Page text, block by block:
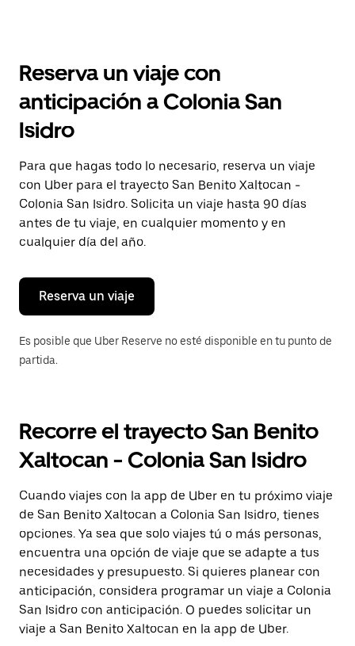
el
y
selecciona
una
Presiona
la
tecla Esc
para
cerrar
el
calendario.
Reserva un viaje con
anticipación a Colonia San
Isidro
Para que hagas todo lo necesario, reserva un viaje
con Uber para el trayecto San Benito Xaltocan -
Colonia San Isidro. Solicita un viaje hasta 90 días
antes de tu viaje, en cualquier momento y en
cualquier día del año.
Reserva un viaje
Es posible que Uber Reserve no esté disponible en tu punto de
partida.
Recorre el trayecto San Benito
Xaltocan - Colonia San Isidro
Cuando viajes con la app de Uber en tu próximo viaje
de San Benito Xaltocan a Colonia San Isidro, tienes
opciones. Ya sea que solo viajes tú o más personas,
encuentra una opción de viaje que se adapte a tus
necesidades y presupuesto. Si quieres planear con
anticipación, considera programar un viaje a Colonia
San Isidro con anticipación. O puedes solicitar un
viaje a San Benito Xaltocan en la app de Uber.